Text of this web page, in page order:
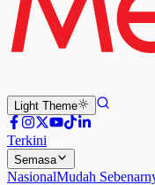
Light Theme
Terkini
Semasa
NasionalMudah